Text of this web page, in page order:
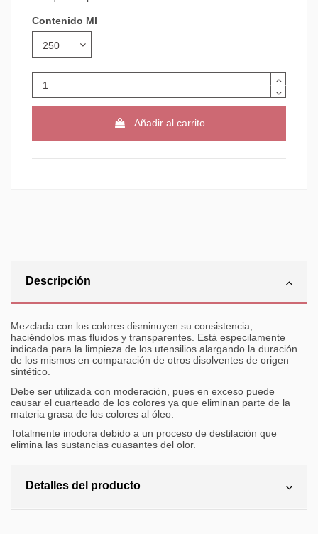
Contenido Ml
Añadir al carrito
Descripción
Mezclada con los colores disminuyen su consistencia,
haciéndolos mas fluidos y transparentes. Está especilamente
indicada para la limpieza de los utensilios alargando la duración
de los mismos en comparación de otros disolventes de origen
sintético.
Debe ser utilizada con moderación, pues en exceso puede
causar el cuarteado de los colores ya que eliminan parte de la
materia grasa de los colores al óleo.
Totalmente inodora debido a un proceso de destilación que
elimina las sustancias cuasantes del olor.
Detalles del producto